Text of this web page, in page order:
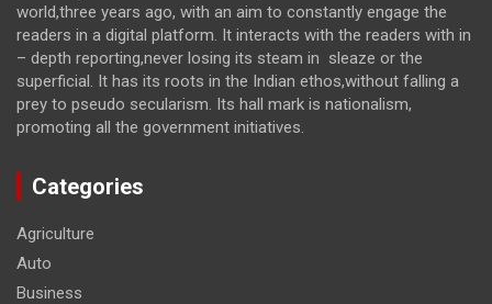
world,three years ago, with an aim to constantly engage the
readers in a digital platform. It interacts with the readers with in
– depth reporting,never losing its steam in sleaze or the
superficial. It has its roots in the Indian ethos,without falling a
prey to pseudo secularism. Its hall mark is nationalism,
promoting all the government initiatives.
Categories
Agriculture
Auto
Business